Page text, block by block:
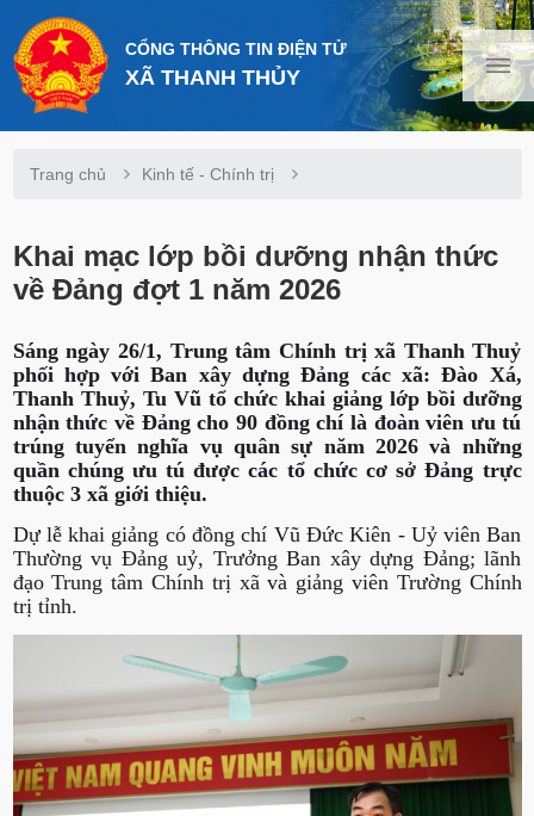
CỔNG THÔNG TIN ĐIỆN TỬ
XÃ THANH THỦY
Trang chủ Kinh tế - Chính trị
Khai mạc lớp bồi dưỡng nhận thức
về Đảng đợt 1 năm 2026
Sáng ngày 26/1, Trung tâm Chính trị xã Thanh Thuỷ
phối hợp với Ban xây dựng Đảng các xã: Đào Xá,
Thanh Thuỷ, Tu Vũ tổ chức khai giảng lớp bồi dưỡng
nhận thức về Đảng cho 90 đồng chí là đoàn viên ưu tú
trúng tuyển nghĩa vụ quân sự năm 2026 và những
quần chúng ưu tú được các tổ chức cơ sở Đảng trực
thuộc 3 xã giới thiệu.
Dự lễ khai giảng có đồng chí Vũ Đức Kiên - Uỷ viên Ban
Thường vụ Đảng uỷ, Trưởng Ban xây dựng Đảng; lãnh
đạo Trung tâm Chính trị xã và giảng viên Trường Chính
trị tỉnh.